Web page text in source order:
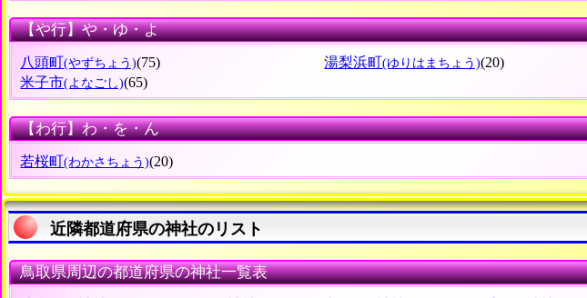
【や行】や・ゆ・よ
八頭町(やずちょう)(75) 湯梨浜町(ゆりはまちょう)(20)
米子市(よなごし)(65)
【わ行】わ・を・ん
若桜町(わかさちょう)(20)
近隣都道府県の神社のリスト
鳥取県周辺の都道府県の神社一覧表